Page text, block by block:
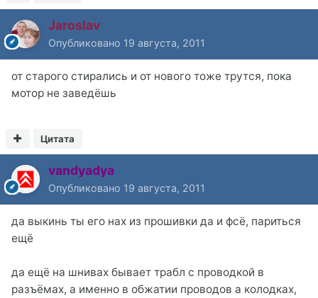
Jaroslav
Опубликовано 19 августа, 2011
от старого стирались и от нового тоже трутся, пока
мотор не заведёшь
Цитата
vandyadya
Опубликовано 19 августа, 2011
да выкинь ты его нах из прошивки да и фсё, париться
ещё
да ещё на шнивах бывает трабл с проводкой в
разъёмах, а именно в обжатии проводов а колодках,